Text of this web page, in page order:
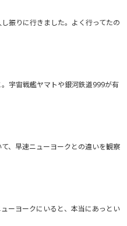
振りに行きました。よく行ってたの
宇宙戦艦ヤマトや銀河鉄道999が有
、早速ニューヨークとの違いを観察
ーヨークにいると、本当にあっとい